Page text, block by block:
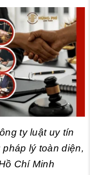
ty luật uy tín
lý toàn diện,
Chí Minh